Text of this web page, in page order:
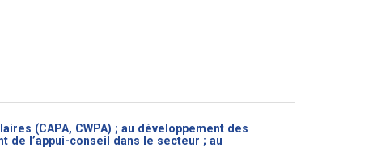
(CAPA, CWPA) ; au développement des
de l’appui-conseil dans le secteur ; au